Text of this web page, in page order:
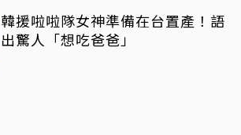
韓援啦啦隊女神準備在台置產！語
出驚人「想吃爸爸」